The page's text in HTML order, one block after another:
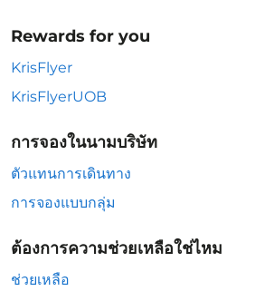
Rewards for you
KrisFlyer
KrisFlyerUOB
การจองในนามบริษัท
ตัวแทนการเดินทาง
การจองแบบกลุ่ม
ต้องการความช่วยเหลือใช่ไหม
ช่วยเหลือ